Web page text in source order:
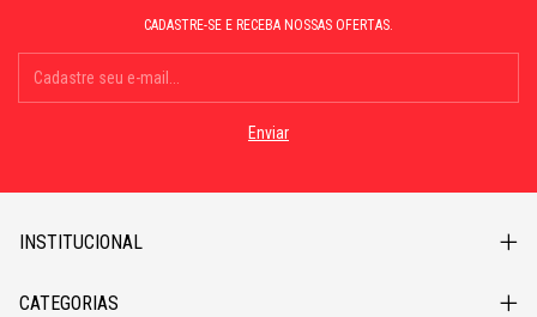
CADASTRE-SE E RECEBA NOSSAS OFERTAS.
INSTITUCIONAL
CATEGORIAS